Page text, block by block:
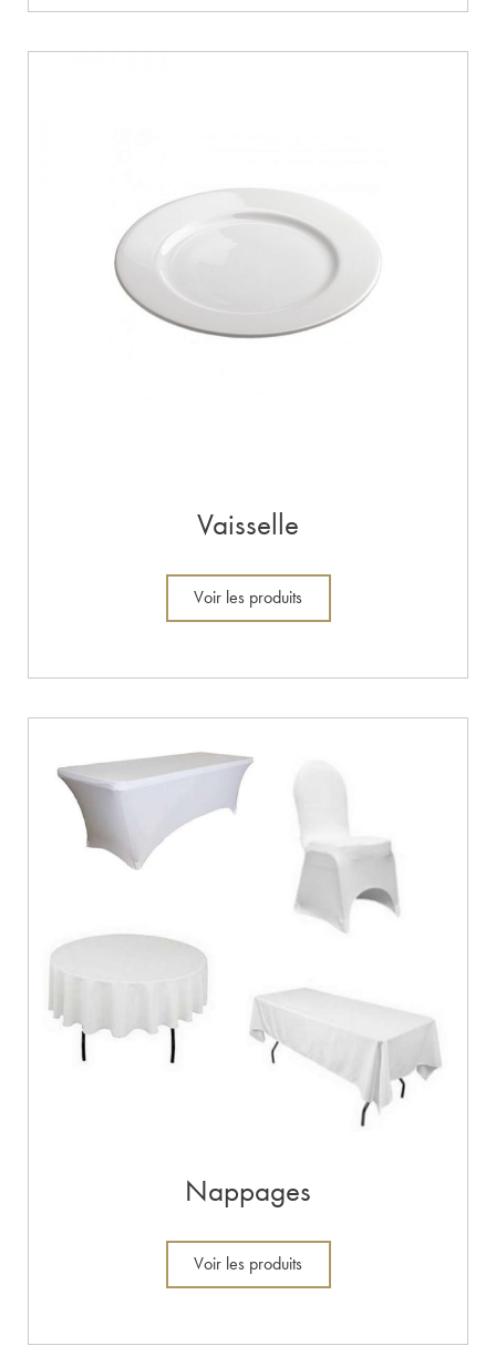
Vaisselle
Voir les produits
Nappages
Voir les produits